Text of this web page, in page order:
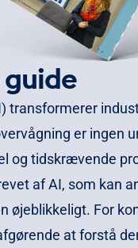
transformerer
er ingen
og tidskrævende
af AI, som kan
øjeblikkeligt. For
at forstå